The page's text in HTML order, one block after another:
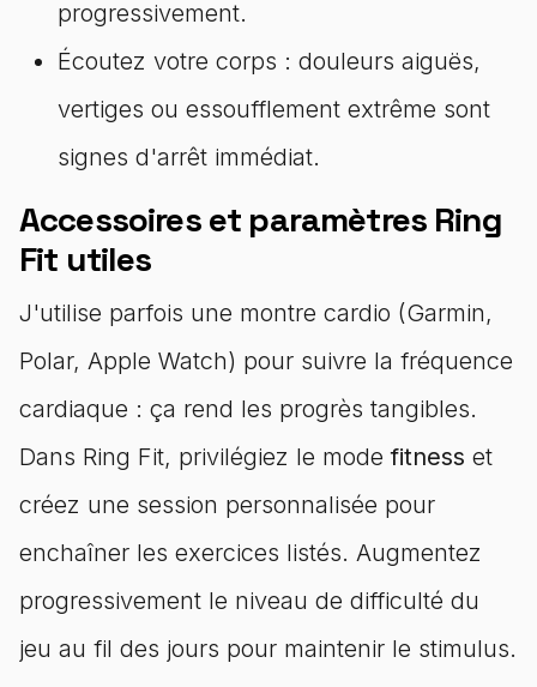
progressivement.
Écoutez votre corps : douleurs aiguës,
vertiges ou essoufflement extrême sont
signes d'arrêt immédiat.
Accessoires et paramètres Ring
Fit utiles
J'utilise parfois une montre cardio (Garmin,
Polar, Apple Watch) pour suivre la fréquence
cardiaque : ça rend les progrès tangibles.
Dans Ring Fit, privilégiez le modefitness et
créez une session personnalisée pour
enchaîner les exercices listés. Augmentez
progressivement le niveau de difficulté du
jeu au fil des jours pour maintenir le stimulus.